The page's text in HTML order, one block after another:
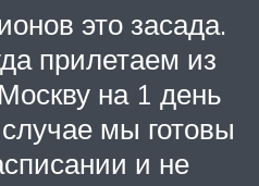
это засада.
прилетаем из
на 1 день
мы готовы
и не